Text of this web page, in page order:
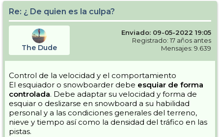
Re: ¿ De quien es la culpa?
The Dude
Enviado: 09-05-2022 19:05
Registrado: 17 años antes
Mensajes: 9.639
Control de la velocidad y el comportamiento
El esquiador o snowboarder debe esquiar de forma
controlada. Debe adaptar su velocidad y forma de
esquiar o deslizarse en snowboard a su habilidad
personal y a las condiciones generales del terreno,
nieve y tiempo así como la densidad del tráfico en las
pistas.